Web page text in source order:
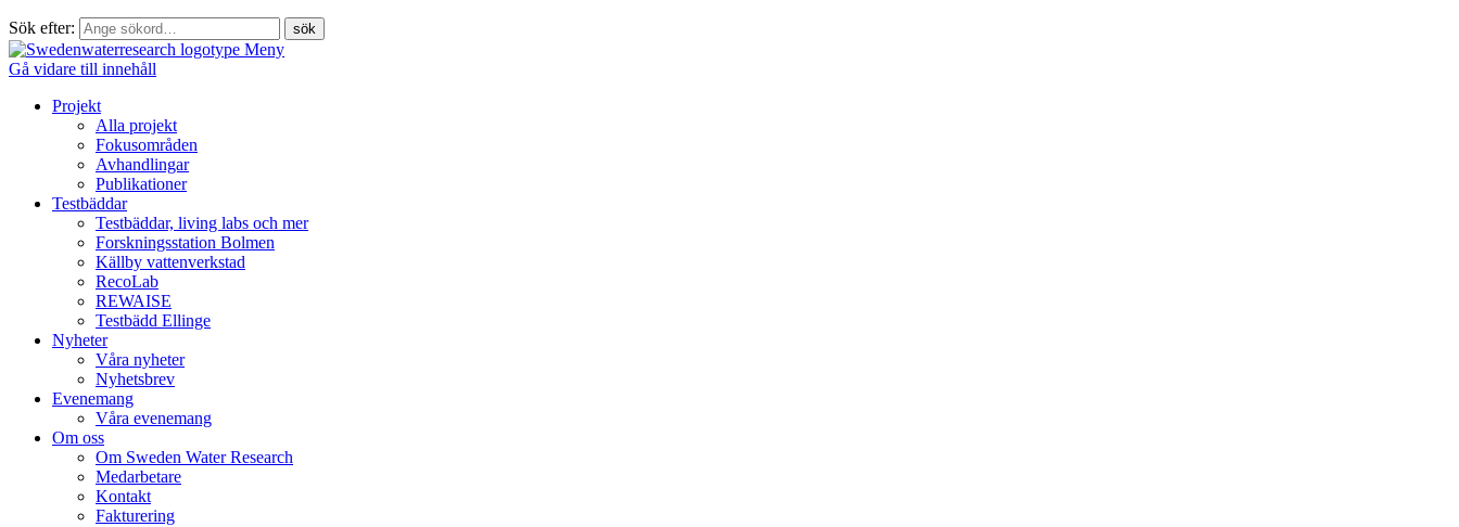
Sök efter:
Meny
Gå vidare till innehåll
Projekt
Alla projekt
Fokusområden
Avhandlingar
Publikationer
Testbäddar
Testbäddar, living labs och mer
Forskningsstation Bolmen
Källby vattenverkstad
RecoLab
REWAISE
Testbädd Ellinge
Nyheter
Våra nyheter
Nyhetsbrev
Evenemang
Våra evenemang
Om oss
Om Sweden Water Research
Medarbetare
Kontakt
Fakturering